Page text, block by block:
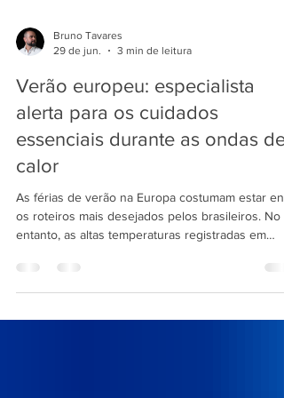
Bruno Tavares
29 de jun.
3 min de leitura
Verão europeu: especialista
alerta para os cuidados
essenciais durante as ondas de
calor
os roteiros mais desejados pelos brasileiros. No